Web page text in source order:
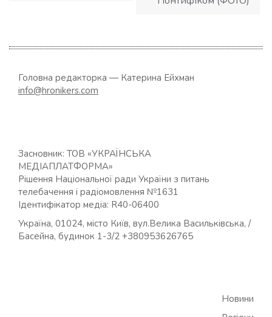
Головна редакторка — Катерина Ейхман
info@hronikers.com
Засновник: ТОВ «УКРАЇНСЬКА
МЕДІАПЛАТФОРМА»
Рішення Національної ради України з питань
телебачення і радіомовлення №1631
Ідентифікатор медіа: R40-06400
Україна, 01024, місто Київ, вул.Велика Васильківська, /
Басейна, будинок 1-3/2 +380953626765
Новини